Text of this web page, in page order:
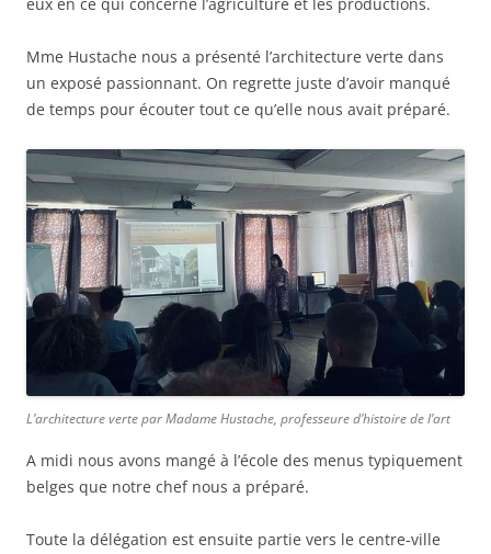
Mme Hustache nous a présenté l’architecture verte dans
un exposé passionnant. On regrette juste d’avoir manqué
de temps pour écouter tout ce qu’elle nous avait préparé.
L’architecture verte par Madame Hustache, professeure d’histoire de l’art
A midi nous avons mangé à l’école des menus typiquement
belges que notre chef nous a préparé.
Toute la délégation est ensuite partie vers le centre-ville